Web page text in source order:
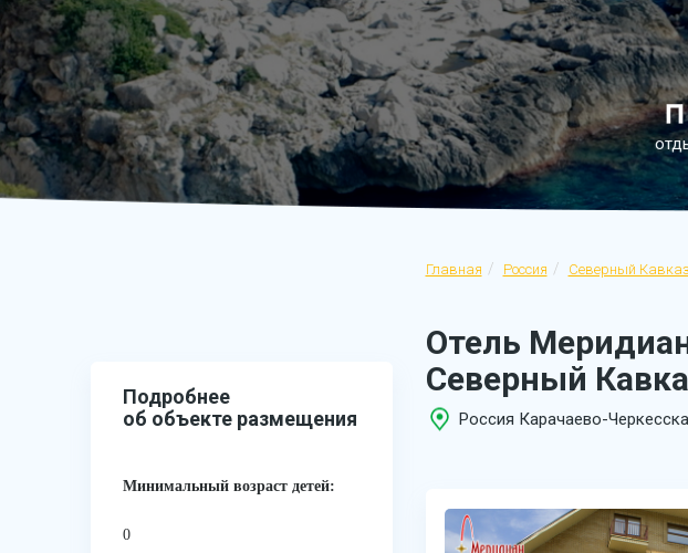
Главная Россия Северный Кавказ
Отель
Северный
Россия Карачаево-
Подробнее
об объекте размещения
Минимальный возраст детей:
0